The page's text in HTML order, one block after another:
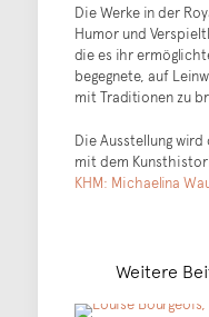
Die Werke in der
Humor und
die es ihr
begegnete, auf
mit Traditionen zu
Die Ausstellung
mit dem
KHM: Michaelina
Weitere